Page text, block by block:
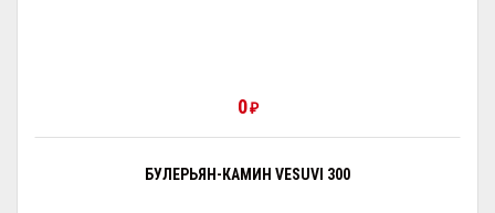
0₽
БУЛЕРЬЯН-КАМИН VESUVI 300